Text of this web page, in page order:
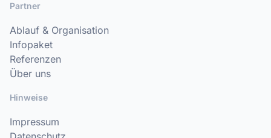
Partner
Ablauf & Organisation
Infopaket
Referenzen
Über uns
Hinweise
Impressum